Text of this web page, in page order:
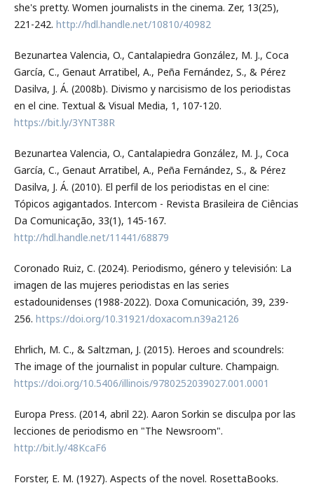
she's pretty. Women journalists in the cinema. Zer, 13(25),
221-242. http://hdl.handle.net/10810/40982
Bezunartea Valencia, O., Cantalapiedra González, M. J., Coca
García, C., Genaut Arratibel, A., Peña Fernández, S., & Pérez
Dasilva, J. Á. (2008b). Divismo y narcisismo de los periodistas
en el cine. Textual & Visual Media, 1, 107-120.
https://bit.ly/3YNT38R
Bezunartea Valencia, O., Cantalapiedra González, M. J., Coca
García, C., Genaut Arratibel, A., Peña Fernández, S., & Pérez
Dasilva, J. Á. (2010). El perfil de los periodistas en el cine:
Tópicos agigantados. Intercom - Revista Brasileira de Ciências
Da Comunicação, 33(1), 145-167.
http://hdl.handle.net/11441/68879
Coronado Ruiz, C. (2024). Periodismo, género y televisión: La
imagen de las mujeres periodistas en las series
estadounidenses (1988-2022). Doxa Comunicación, 39, 239-
256. https://doi.org/10.31921/doxacom.n39a2126
Ehrlich, M. C., & Saltzman, J. (2015). Heroes and scoundrels:
The image of the journalist in popular culture. Champaign.
https://doi.org/10.5406/illinois/9780252039027.001.0001
Europa Press. (2014, abril 22). Aaron Sorkin se disculpa por las
lecciones de periodismo en "The Newsroom".
http://bit.ly/48KcaF6
Forster, E. M. (1927). Aspects of the novel. RosettaBooks.